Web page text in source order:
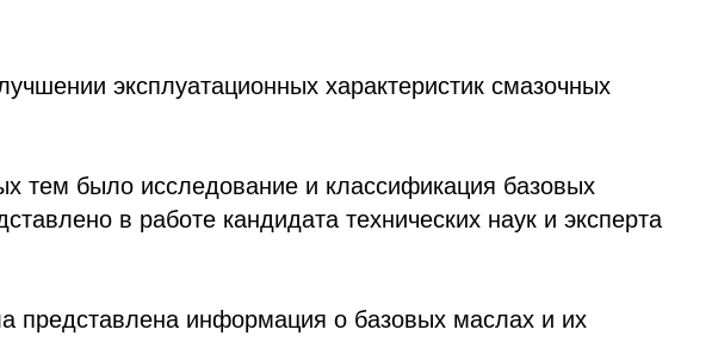
эксплуатационных характеристик смазочных
тем было исследование и классификация базовых
в работе кандидата технических наук и эксперта
представлена информация о базовых маслах и их